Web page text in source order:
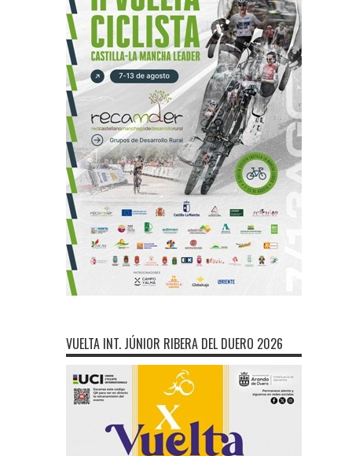
VUELTA INT. JÚNIOR RIBERA DEL DUERO 2026